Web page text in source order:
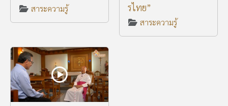
สาระความรู้
รไทย”
สาระความรู้